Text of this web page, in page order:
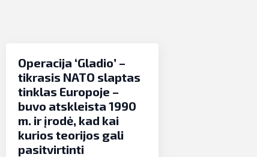
Operacija ‘Gladio’ –
tikrasis NATO slaptas
tinklas Europoje –
buvo atskleista 1990
m. ir įrodė, kad kai
kurios teorijos gali
pasitvirtinti